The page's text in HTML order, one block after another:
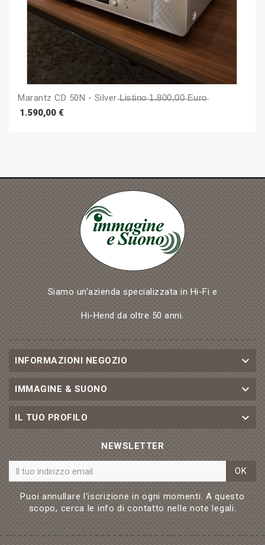
Marantz CD 50N - Silver ̶L̶i̶s̶t̶i̶n̶o̶ ̶1̶.̶8̶0̶0̶,̶0̶0̶ ̶e̶u̶r̶o̶
1.590,00 €
Siamo un'azienda specializzata in Hi-Fi e
Hi-Hend da oltre 50 anni.
INFORMAZIONI NEGOZIO 
IMMAGINE & SUONO 
IL TUO PROFILO 
NEWSLETTER
OK
Puoi annullare l'iscrizione in ogni momenti. A questo
scopo, cerca le info di contatto nelle note legali.